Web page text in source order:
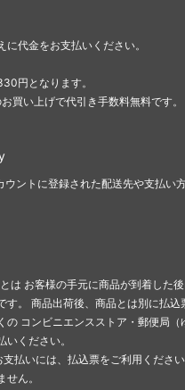
に代金をお支払いください。
円となります。
買い上げで代引き手数料無料です。
ウントに登録された配送先や支払い
は お客様の手元に商品が到着した
す。 商品出荷後、商品とは別に払込
の コンビニエンスストア・郵便局（
いください。
払いには、払込票をご利用くださ
ん。